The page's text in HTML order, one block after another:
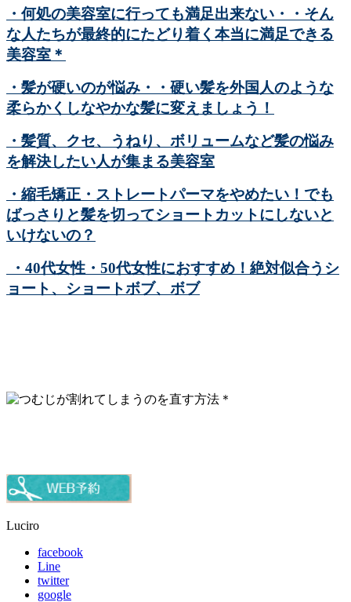
・何処の美容室に行っても満足出来ない・・そん
な人たちが最終的にたどり着く本当に満足できる
美容室＊
・髪が硬いのが悩み・・硬い髪を外国人のような
柔らかくしなやかな髪に変えましょう！
・髪質、クセ、うねり、ボリュームなど髪の悩み
を解決したい人が集まる美容室
・縮毛矯正・ストレートパーマをやめたい！でも
ばっさりと髪を切ってショートカットにしないと
いけないの？
・40代女性・50代女性におすすめ！絶対似合うシ
ョート、ショートボブ、ボブ
Luciro
facebook
Line
twitter
google